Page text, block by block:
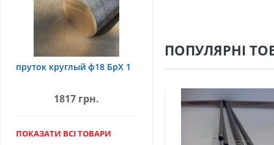
ПОПУЛЯРНІ
пруток круглый ф18 БрХ 1
1817 грн.
ПОКАЗАТИ ВСІ ТОВАРИ